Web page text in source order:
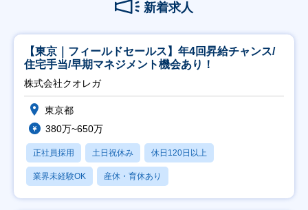
新着求人
【東京｜フィールドセールス】年4回昇給チャンス/
住宅手当/早期マネジメント機会あり！
株式会社クオレガ
東京都
380万~650万
正社員採用 土日祝休み 休日120日以上
業界未経験OK 産休・育休あり